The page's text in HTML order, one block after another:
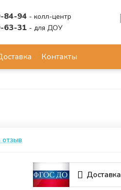
84-94 - колл-центр
63-31 - для ДОУ
Контакты
отзыв
Доставка